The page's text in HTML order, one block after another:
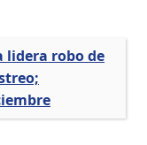
lidera robo de